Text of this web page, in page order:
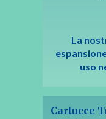
La
uso
Cartucce